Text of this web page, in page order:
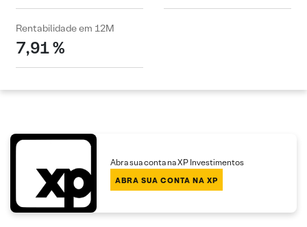
Rentabilidade em 12M
7,91 %
Abra sua conta na XP Investimentos
ABRA SUA CONTA NA XP